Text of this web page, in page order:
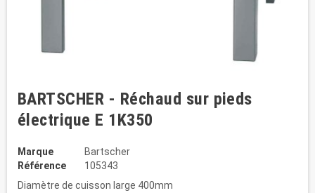
BARTSCHER - Réchaud sur pieds
électrique E 1K350
Marque
Bartscher
Référence
105343
Diamètre de cuisson large 400mm